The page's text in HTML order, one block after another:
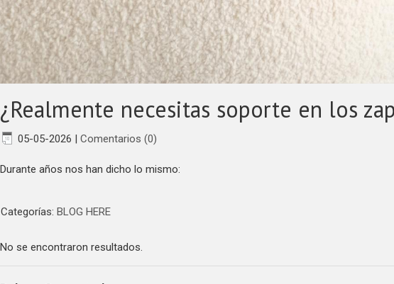
​¿Realmente necesitas soporte en los
05-05-2026 Comentarios (0)
Durante años nos han dicho lo mismo:
Categorías: BLOG HERE
No se encontraron resultados.